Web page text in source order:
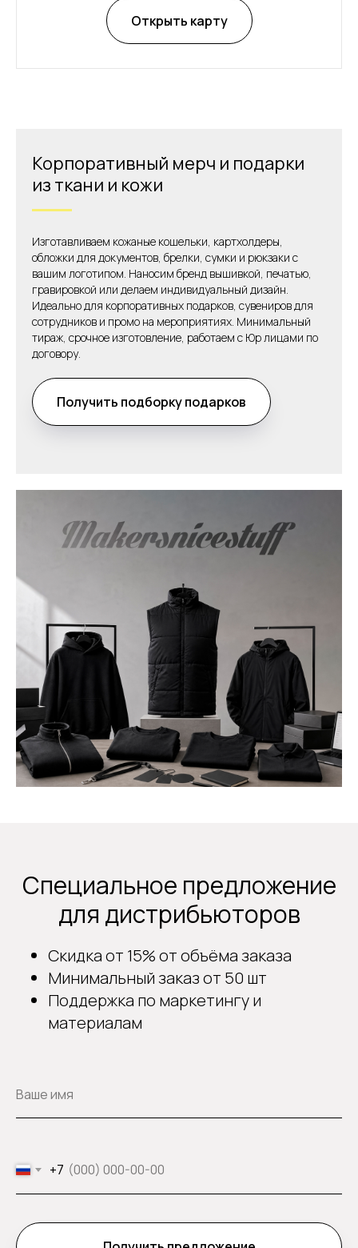
Открыть карту
Корпоративный мерч и подарки
из ткани и кожи
Изготавливаем кожаные кошельки, картхолдеры,
обложки для документов, брелки, сумки и рюкзаки с
вашим логотипом. Наносим бренд вышивкой, печатью,
гравировкой или делаем индивидуальный дизайн.
Идеально для корпоративных подарков, сувениров для
сотрудников и промо на мероприятиях. Минимальный
тираж, срочное изготовление, работаем с Юр лицами по
договору.
Получить подборку подарков
Специальное предложение
для дистрибьюторов
Скидка от 15% от объёма заказа
Минимальный заказ от 50 шт
Поддержка по маркетингу и
материалам
+7